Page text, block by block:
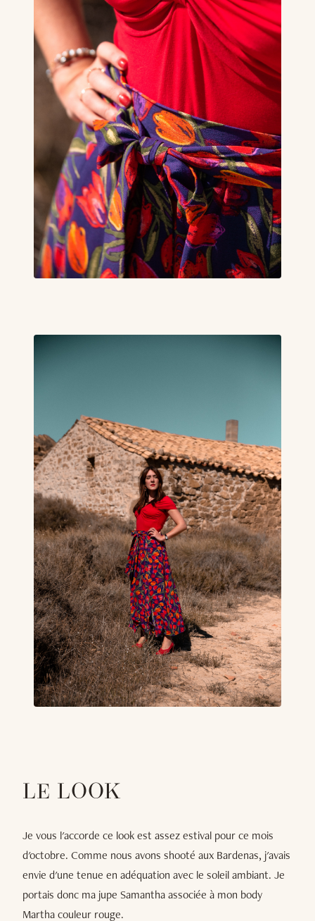
LE LOOK
Je vous l'accorde ce look est assez estival pour ce mois
d'octobre. Comme nous avons shooté aux Bardenas, j'avais
envie d'une tenue en adéquation avec le soleil ambiant. Je
portais donc ma jupe Samantha associée à mon body
Martha couleur rouge.